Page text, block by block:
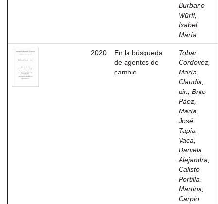
Burbano
Würfl,
Isabel
María
2020
En la búsqueda
de agentes de
cambio
Tobar
Cordovéz,
María
Claudia,
dir. ; Brito
Páez,
María
José;
Tapia
Vaca,
Daniela
Alejandra;
Calisto
Portilla,
Martina;
Carpio